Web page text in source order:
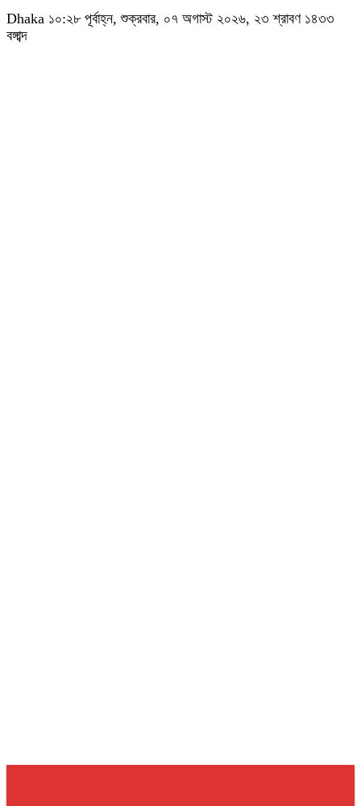
Dhaka ১০:২৮ পূর্বাহ্ন, শুক্রবার, ০৭ অগাস্ট ২০২৬, ২৩ শ্রাবণ ১৪৩৩
বঙ্গাব্দ